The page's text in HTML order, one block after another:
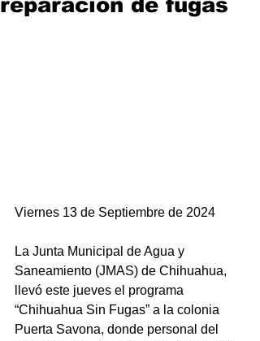
Viernes 13 de Septiembre de 2024
La Junta Municipal de Agua y
Saneamiento (JMAS) de Chihuahua,
llevó este jueves el programa
“Chihuahua Sin Fugas” a la colonia
Puerta Savona, donde personal del